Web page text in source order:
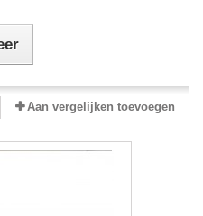
Aan vergelijken toevoegen